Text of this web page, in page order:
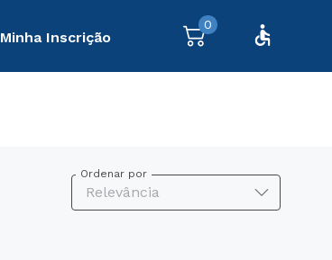
Minha Inscrição
0
Ordenar por
Relevância